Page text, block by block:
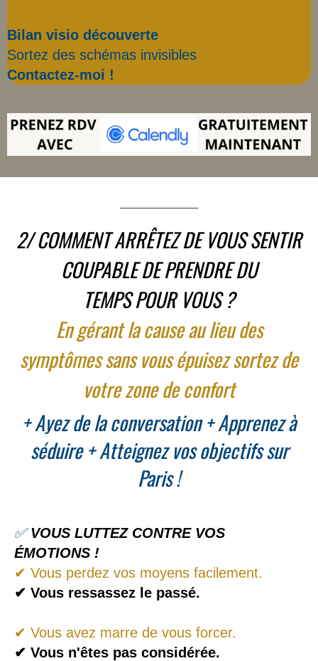
Bilan visio découverte
Sortez des schémas invisibles
Contactez-moi !
2/ COMMENT ARRÊTEZ DE VOUS SENTIR
COUPABLE DE PRENDRE DU
TEMPS POUR VOUS ?
En gérant la cause au lieu des
symptômes sans vous épuisez sortez de
votre zone de confort
+ Ayez de la conversation + Apprenez à
séduire + Atteignez vos objectifssur
Paris!
✅VOUS LUTTEZ CONTRE VOS
ÉMOTIONS !
✔ Vous perdez vos moyens facilement.
✔ Vous ressassez le passé.
✔ Vous avez marre de vous forcer.
✔ Vous n'êtes pas considérée.